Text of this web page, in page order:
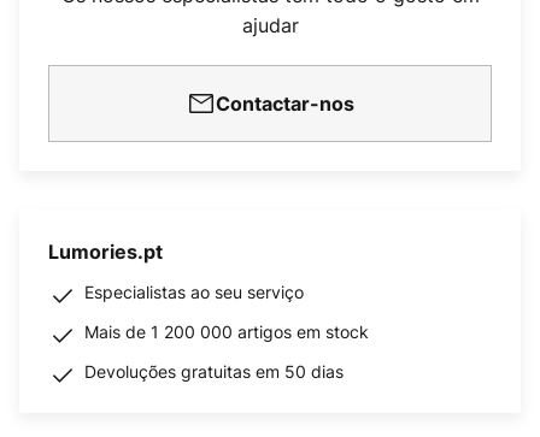
ajudar
Contactar-nos
Lumories.pt
Especialistas ao seu serviço
Mais de 1 200 000 artigos em stock
Devoluções gratuitas em 50 dias